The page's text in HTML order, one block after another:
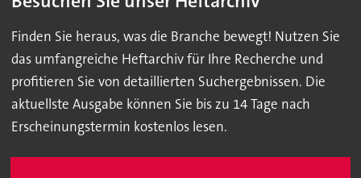
Finden Sie heraus, was die Branche bewegt! Nutzen Sie
das umfangreiche Heftarchiv für Ihre Recherche und
profitieren Sie von detaillierten Suchergebnissen. Die
aktuellste Ausgabe können Sie bis zu 14 Tage nach
Erscheinungstermin kostenlos lesen.